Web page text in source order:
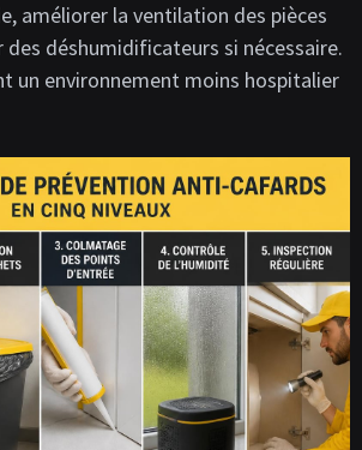
améliorer la ventilation des pièces
déshumidificateurs si nécessaire.
un environnement moins hospitalier